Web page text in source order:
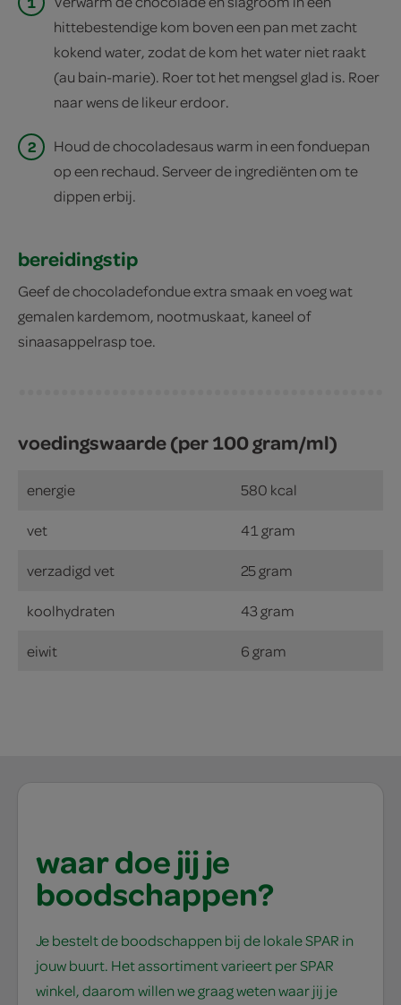
hittebestendige kom boven een pan met zacht
kokend water, zodat de kom het water niet raakt
(au bain-marie). Roer tot het mengsel glad is. Roer
naar wens de likeur erdoor.
2
Houd de chocoladesaus warm in een fonduepan
op een rechaud. Serveer de ingrediënten om te
dippen erbij.
bereidingstip
Geef de chocoladefondue extra smaak en voeg wat
gemalen kardemom, nootmuskaat, kaneel of
sinaasappelrasp toe.
voedingswaarde (per 100 gram/ml)
energie 580 kcal
vet 41 gram
verzadigd vet 25 gram
koolhydraten 43 gram
eiwit 6 gram
waar doe jij je
boodschappen?
Je bestelt de boodschappen bij de lokale SPAR in
jouw buurt. Het assortiment varieert per SPAR
winkel, daarom willen we graag weten waar jij je